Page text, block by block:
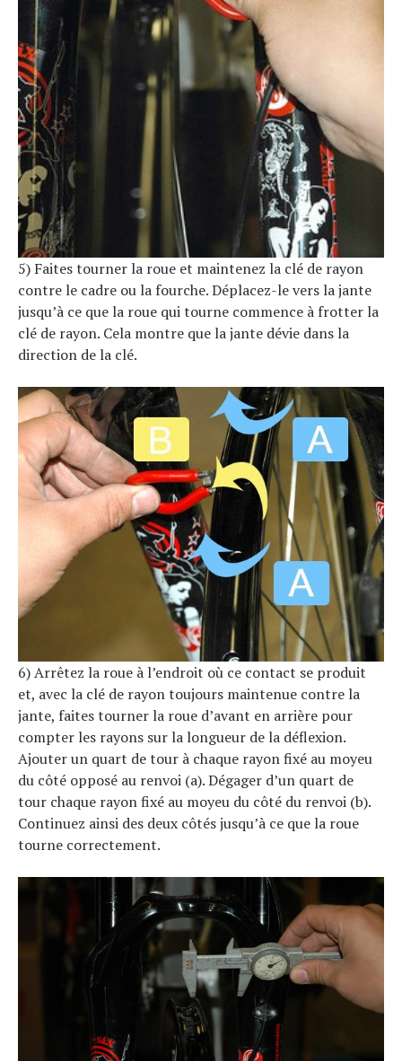
5) Faites tourner la roue et maintenez la clé de rayon
contre le cadre ou la fourche. Déplacez-le vers la jante
jusqu’à ce que la roue qui tourne commence à frotter la
clé de rayon. Cela montre que la jante dévie dans la
direction de la clé.
6) Arrêtez la roue à l’endroit où ce contact se produit
et, avec la clé de rayon toujours maintenue contre la
jante, faites tourner la roue d’avant en arrière pour
compter les rayons sur la longueur de la déflexion.
Ajouter un quart de tour à chaque rayon fixé au moyeu
du côté opposé au renvoi (a). Dégager d’un quart de
tour chaque rayon fixé au moyeu du côté du renvoi (b).
Continuez ainsi des deux côtés jusqu’à ce que la roue
tourne correctement.
S
e
a
r
c
h
f
o
r